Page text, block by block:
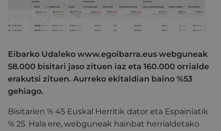
Eibarko Udaleko www.egoibarra.eus webguneak
58.000 bisitari jaso zituen iaz eta 160.000 orrialde
erakutsi zituen. Aurreko ekitaldian baino %53
gehiago.
Bisitarien % 45 Euskal Herritik dator eta Espainiatik
% 25. Hala ere, webguneak hainbat herrialdetako